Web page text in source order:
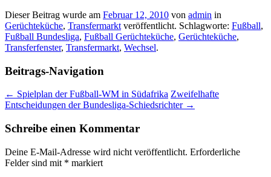
Dieser Beitrag wurde am Februar 12, 2010 von admin in
Gerüchteküche, Transfermarkt veröffentlicht. Schlagworte: Fußball,
Fußball Bundesliga, Fußball Gerüchteküche, Gerüchteküche,
Transferfenster, Transfermarkt, Wechsel.
Beitrags-Navigation
← Spielplan der Fußball-WM in Südafrika Zweifelhafte
Entscheidungen der Bundesliga-Schiedsrichter →
Schreibe einen Kommentar
Deine E-Mail-Adresse wird nicht veröffentlicht. Erforderliche
Felder sind mit * markiert